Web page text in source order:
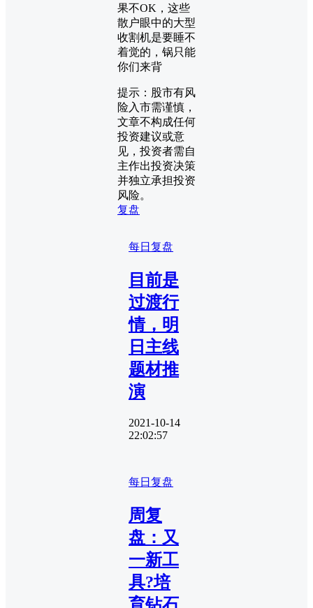
果不OK，这些
散户眼中的大型
收割机是要睡不
着觉的，锅只能
你们来背
提示：股市有风
险入市需谨慎，
文章不构成任何
投资建议或意
见，投资者需自
主作出投资决策
并独立承担投资
风险。
复盘
每日复盘
目前是
过渡行
情，明
日主线
题材推
演
2021-10-14
22:02:57
每日复盘
周复
盘：又
一新工
具?培
育钻石